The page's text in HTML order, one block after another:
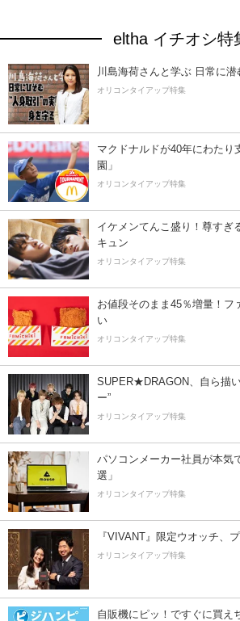
eltha イチオシ特
川島海荷さんと学ぶ 日常に潜
オリコンタイアップ特集
マクドナルドが40年にわたり
園」
オリコンタイアップ特集
イケメンてんこ盛り！尊すぎ
キュン
オリコンタイアップ特集
お値段そのまま45％増量！フ
い
オリコンタイアップ特集
SUPER★DRAGON、自ら描
ー”
オリコンタイアップ特集
パソコンメーカー社員が本気
選」
オリコンタイアップ特集
『VIVANT』限定ウオッチ、
オリコンタイアップ特集
自販機にピッ！ですぐに買え